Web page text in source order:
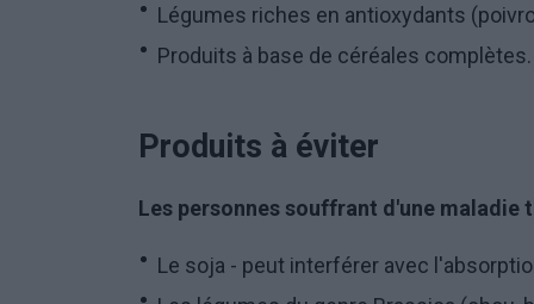
Légumes riches en antioxydants
Produits à base de céréales complètes.
Produits à éviter
Les personnes souffrant d'une
Le soja - peut interférer avec